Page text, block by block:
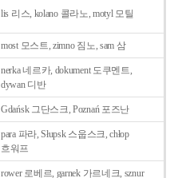
lis 리스, kolano 콜라노, motyl 모틸
most 모스트, zimno 짐노, sam 삼
nerka 네르카, dokument 도쿠멘트,
dywan 디반
Gdańsk 그단스크, Poznań 포즈난
para 파라, Słupsk 스웁스크, chłop
흐워프
rower 로베르, garnek 가르네크, sznur